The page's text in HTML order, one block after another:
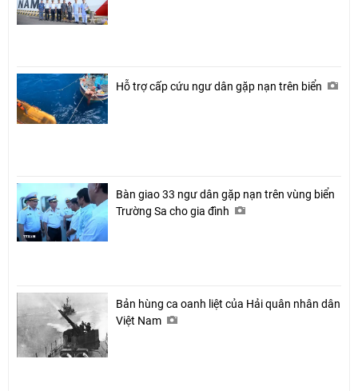
Hỗ trợ cấp cứu ngư dân gặp nạn trên biển
Bàn giao 33 ngư dân gặp nạn trên vùng biển
Trường Sa cho gia đình
Bản hùng ca oanh liệt của Hải quân nhân dân
Việt Nam